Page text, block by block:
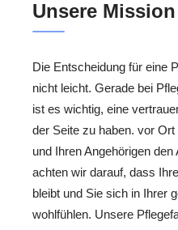
Unsere Mission
Die Entscheidung für eine
nicht leicht. Gerade bei
ist es wichtig, eine
der Seite zu haben. vor
und Ihren Angehörigen
achten wir darauf, dass
bleibt und Sie sich in Ihrer
wohlfühlen. Unsere